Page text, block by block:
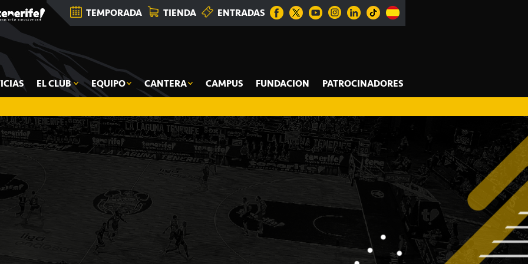
TEMPORADA TIENDA ENTRADAS
EL CLUB EQUIPO CANTERA CAMPUS FUNDACION PATROCINADORES